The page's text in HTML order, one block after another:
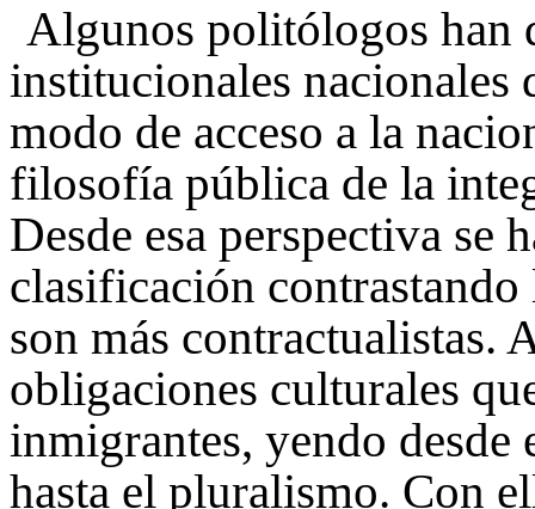
Algunos politólogos han
institucionales nacionales
modo de acceso a la
filosofía pública de la
Desde esa perspectiva se
clasificación
son más contractualistas.
obligaciones culturales
inmigrantes, yendo
hasta el pluralismo. Con